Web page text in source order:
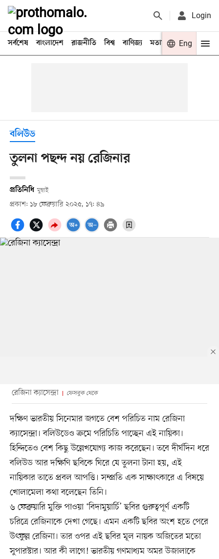
Login
সর্বশেষ বাংলাদেশ রাজনীতি বিশ্ব বাণিজ্য মতামত খেলা
Eng
বলিউড
তুলনা পছন্দ নয় রেজিনার
প্রতিনিধি মুম্বাই
প্রকাশ: ১৮ ফেব্রুয়ারি ২০২৫, ১৭: ৪৯
রেজিনা ক্যাসেন্দ্রা ফেসবুক থেকে
দক্ষিণ ভারতীয় সিনেমার জগতে বেশ পরিচিত নাম রেজিনা
ক্যাসেন্দ্রা। বলিউডেও ক্রমে পরিচিতি পাচ্ছেন এই নায়িকা।
হিন্দিতেও বেশ কিছু উল্লেখযোগ্য কাজ করেছেন। তবে দীর্ঘদিন ধরে
বলিউড আর দক্ষিণি ছবিকে ঘিরে যে তুলনা টানা হয়, এই
নায়িকার তাতে প্রবল আপত্তি। সম্প্রতি এক সাক্ষাৎকারে এ বিষয়ে
খোলামেলা কথা বলেছেন তিনি।
৬ ফেব্রুয়ারি মুক্তি পাওয়া ‘বিদামুয়ার্চি’ ছবির গুরুত্বপূর্ণ একটি
চরিত্রে রেজিনাকে দেখা গেছে। এমন একটি ছবির অংশ হতে পেরে
উৎফুল্ল রেজিনা। তার ওপর এই ছবির মূল নায়ক অজিতের মতো
সুপারস্টার। আর কী লাগে! ভারতীয় গণমাধ্যম অমর উজালাকে